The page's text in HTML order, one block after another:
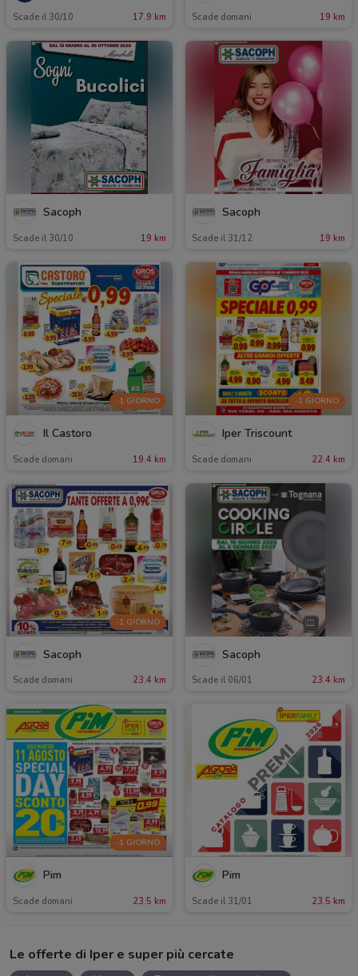
Scade il 30/10 17.9 km Scade domani 19 km
Sacoph
Scade il 30/10 19 km
Sacoph
Scade il 31/12 19 km
-1 GIORNO
Il Castoro
Scade domani 19.4 km
-1 GIORNO
Iper Triscount
Scade domani 22.4 km
-1 GIORNO
Sacoph
Scade domani 23.4 km
Sacoph
Scade il 06/01 23.4 km
-1 GIORNO
Pim
Scade domani 23.5 km
Pim
Scade il 31/01 23.5 km
Le offerte di Iper e super più cercate